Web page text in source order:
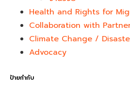
Health and Rights for
Collaboration with
Climate Change /
Advocacy
ป้ายกำกับ